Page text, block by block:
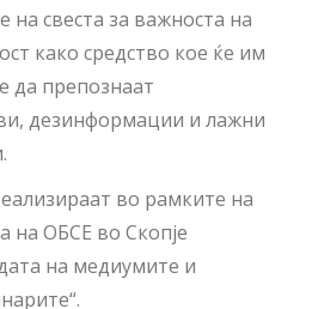
свеста за важноста на
како средство кое ќе им
да препознаат
дезинформации и лажни
во рамките на
на ОБСЕ во Скопје
на медиумите и